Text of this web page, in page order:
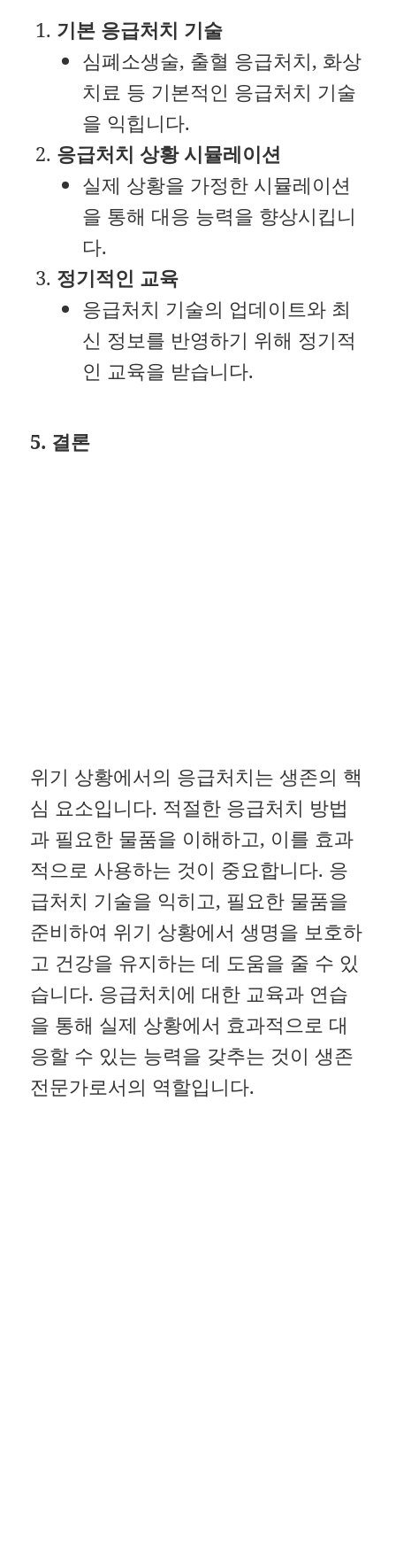
기본 응급처치 기술
심폐소생술, 출혈 응급처치, 화상
치료 등 기본적인 응급처치 기술
을 익힙니다.
응급처치 상황 시뮬레이션
실제 상황을 가정한 시뮬레이션
을 통해 대응 능력을 향상시킵니
다.
정기적인 교육
응급처치 기술의 업데이트와 최
신 정보를 반영하기 위해 정기적
인 교육을 받습니다.
5. 결론
위기 상황에서의 응급처치는 생존의 핵
심 요소입니다. 적절한 응급처치 방법
과 필요한 물품을 이해하고, 이를 효과
적으로 사용하는 것이 중요합니다. 응
급처치 기술을 익히고, 필요한 물품을
준비하여 위기 상황에서 생명을 보호하
고 건강을 유지하는 데 도움을 줄 수 있
습니다. 응급처치에 대한 교육과 연습
을 통해 실제 상황에서 효과적으로 대
응할 수 있는 능력을 갖추는 것이 생존
전문가로서의 역할입니다.